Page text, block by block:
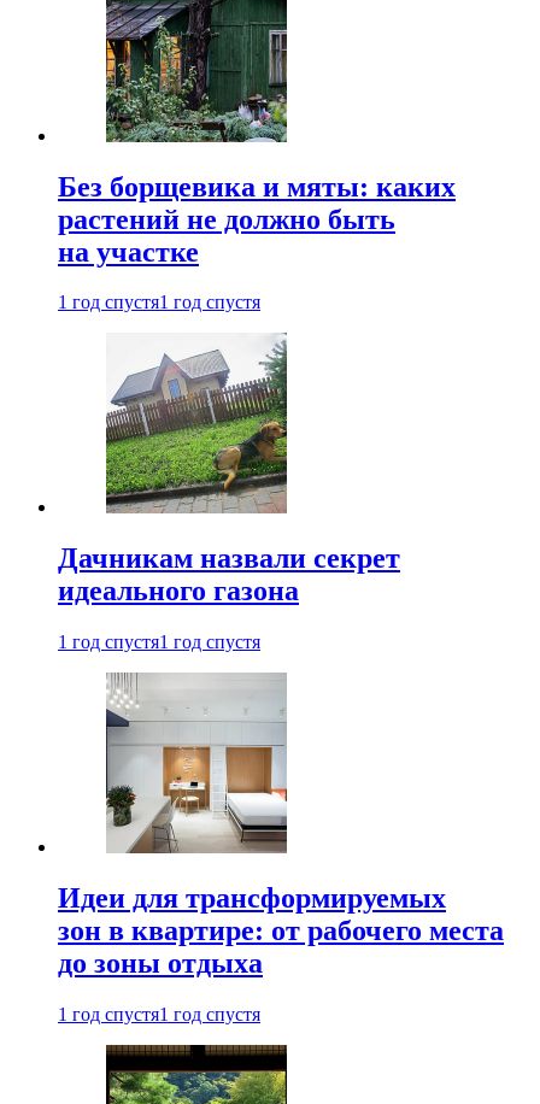
Без борщевика и мяты: каких
растений не должно быть
на участке
1 год спустя1 год спустя
Дачникам назвали секрет
идеального газона
1 год спустя1 год спустя
Идеи для трансформируемых
зон в квартире: от рабочего места
до зоны отдыха
1 год спустя1 год спустя